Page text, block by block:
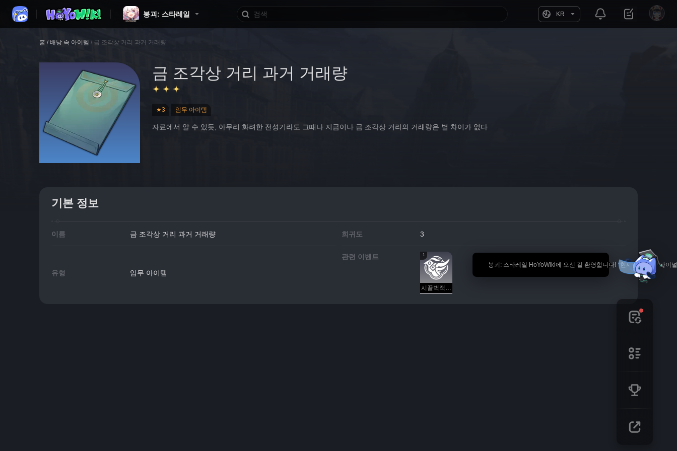
붕괴: 스타레일 KR
🎉 붕괴: 스타레일 HoYoWiki에 오신 걸 환영합니다! *현재 내용은 「파
홈 / 배낭 속 아이템 / 금 조각상 거리 과거 거래량
금 조각상 거리 과거 거래량
★3 임무 아이템
자료에서 알 수 있듯, 아무리 화려한 전성기라도 그때나 지금이나 금 조각상 거리의 거래량은 별 차이가 없다
기본 정보
이름 금 조각상 거리 과거 거래량 희귀도 3
유형 임무 아이템
관련 이벤트 1
시끌벅적 금 조각상 옛 거리